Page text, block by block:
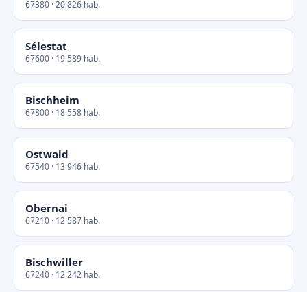
67380 · 20 826 hab.
Sélestat
67600 · 19 589 hab.
Bischheim
67800 · 18 558 hab.
Ostwald
67540 · 13 946 hab.
Obernai
67210 · 12 587 hab.
Bischwiller
67240 · 12 242 hab.